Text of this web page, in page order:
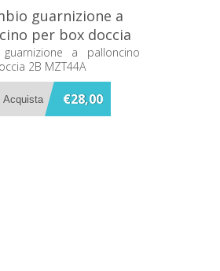
guarnizione a
per box doccia
2B MZT44A
guarnizione a palloncino
2B MZT44A
€28,00